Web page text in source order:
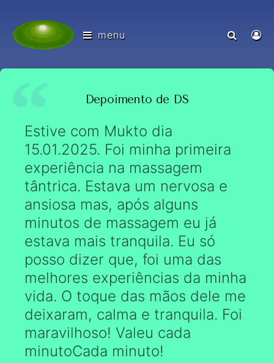
menu
Depoimento de DS
Estive com Mukto dia
15.01.2025. Foi minha primeira
experiência na massagem
tântrica. Estava um nervosa e
ansiosa mas, após alguns
minutos de massagem eu já
estava mais tranquila. Eu só
posso dizer que, foi uma das
melhores experiências da minha
vida. O toque das mãos dele me
deixaram, calma e tranquila. Foi
maravilhoso! Valeu cada
minutoCada minuto!